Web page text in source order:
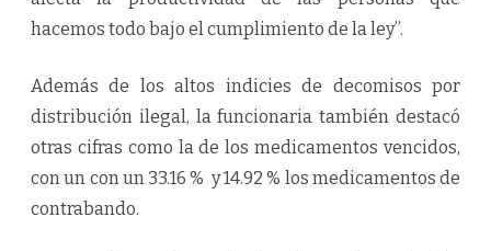
hacemos todo bajo el cumplimiento de la ley”.
Además de los altos indicies de decomisos por
distribución ilegal, la funcionaria también destacó
otras cifras como la de los medicamentos vencidos,
con un con un 33.16 % y 14.92 % los medicamentos de
contrabando.